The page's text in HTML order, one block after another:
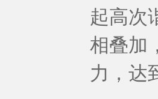
起高次
相叠加
力，达